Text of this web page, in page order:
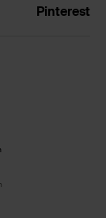
Pinterest